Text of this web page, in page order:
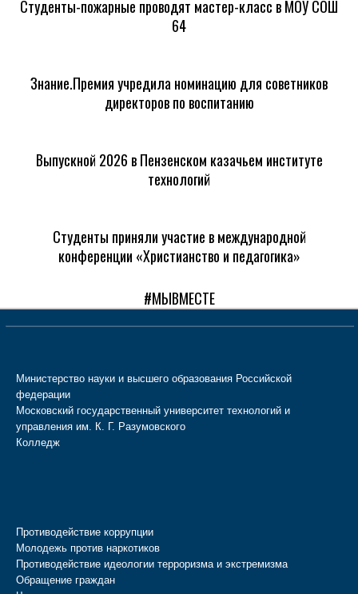
Студенты-пожарные проводят мастер-класс в МОУ СОШ
64
Знание.Премия учредила номинацию для советников
директоров по воспитанию
Выпускной 2026 в Пензенском казачьем институте
технологий
Студенты приняли участие в международной
конференции «Христианство и педагогика»
#МЫВМЕСТЕ
Министерство науки и высшего образования Российской
федерации
Московский государственный университет технологий и
управления им. К. Г. Разумовского
Колледж
Противодействие коррупции
Молодежь против наркотиков
Противодействие идеологии терроризма и экстремизма
Обращение граждан